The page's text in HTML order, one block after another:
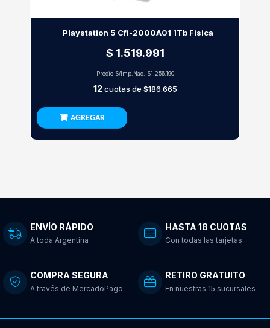
Playstation 5 Cfi-2000A01 1Tb Fisica
$ 1.519.991
Precio S/Imp.Nac. $1.256.190
12cuotas de $186.665
AGREGAR
ENVÍO RÁPIDO
A toda Argentina
HASTA 18 CUOTAS
Con todas las tarjetas
COMPRA SEGURA
A través de MercadoPago
RETIRO GRATUITO
En nuestras 15 sucursales